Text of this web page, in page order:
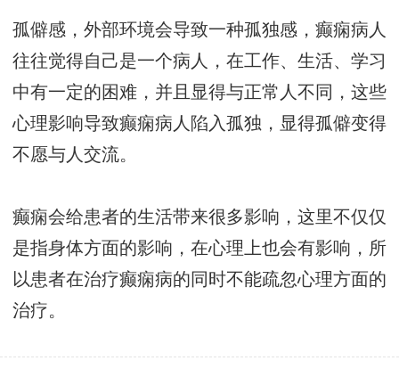
孤僻感，外部环境会导致一种孤独感，癫痫病人
往往觉得自己是一个病人，在工作、生活、学习
中有一定的困难，并且显得与正常人不同，这些
心理影响导致癫痫病人陷入孤独，显得孤僻变得
不愿与人交流。
癫痫会给患者的生活带来很多影响，这里不仅仅
是指身体方面的影响，在心理上也会有影响，所
以患者在治疗癫痫病的同时不能疏忽心理方面的
治疗。